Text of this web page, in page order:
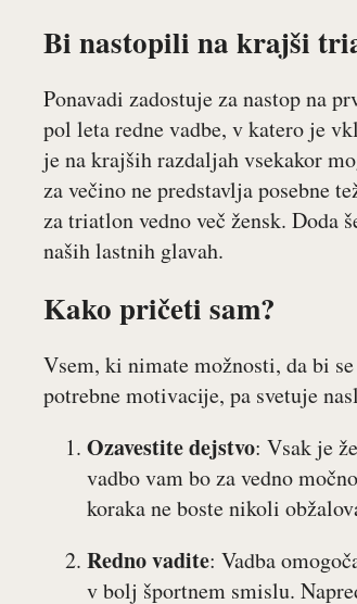
Bi nastopili na krajši
Ponavadi zadostuje za nastop na
pol leta redne vadbe, v katero je
je na krajših razdaljah vsekakor
za večino ne predstavlja posebne
za triatlon vedno več žensk. Doda
naših lastnih glavah.
Kako pričeti sam?
Vsem, ki nimate možnosti, da bi
potrebne motivacije, pa svetuje
Ozavestite dejstvo: Vsak je
vadbo vam bo za vedno
koraka ne boste nikoli
Redno vadite: Vadba
v bolj športnem smislu.